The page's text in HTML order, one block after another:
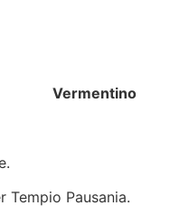
Vermentino
Pausania.